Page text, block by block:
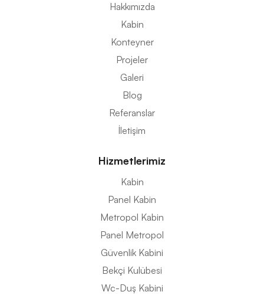
Hakkımızda
Kabin
Konteyner
Projeler
Galeri
Blog
Referanslar
İletişim
Hizmetlerimiz
Kabin
Panel Kabin
Metropol Kabin
Panel Metropol
Güvenlik Kabini
Bekçi Kulübesi
Wc-Duş Kabini